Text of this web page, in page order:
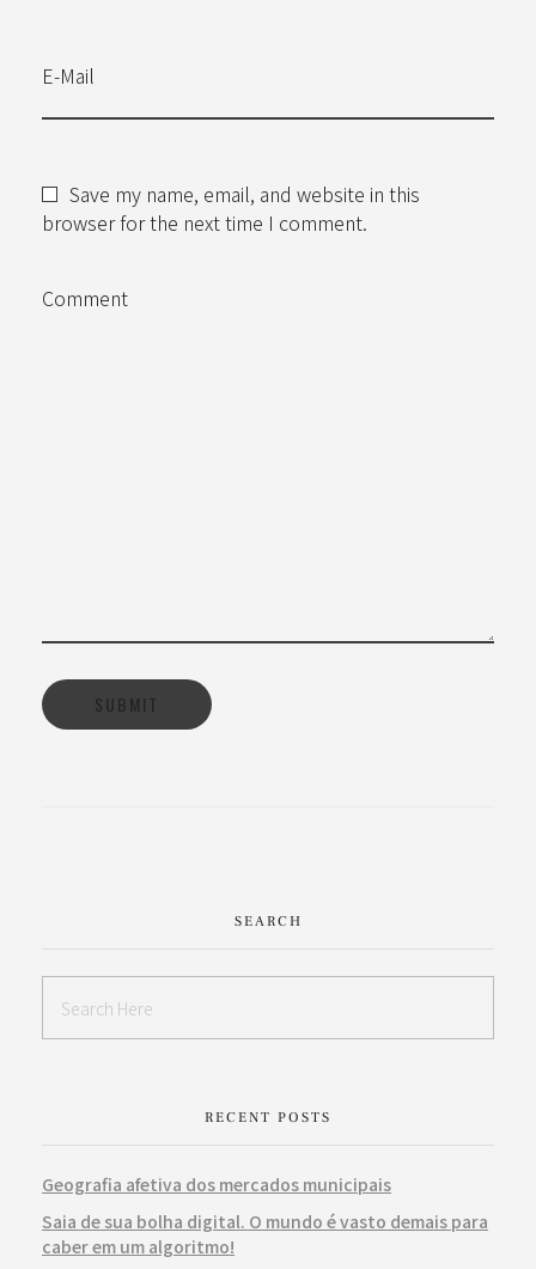
E-Mail
Save my name, email, and website in this
browser for the next time I comment.
Comment
SEARCH
RECENT POSTS
Geografia afetiva dos mercados municipais
Saia de sua bolha digital. O mundo é vasto demais para
caber em um algoritmo!